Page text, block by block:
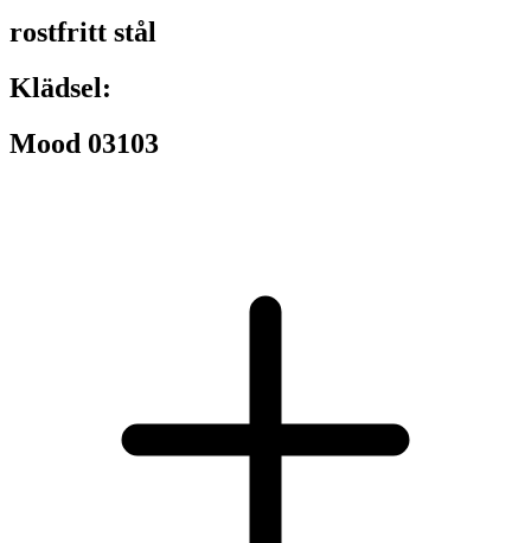
rostfritt stål
Klädsel:
Mood 03103